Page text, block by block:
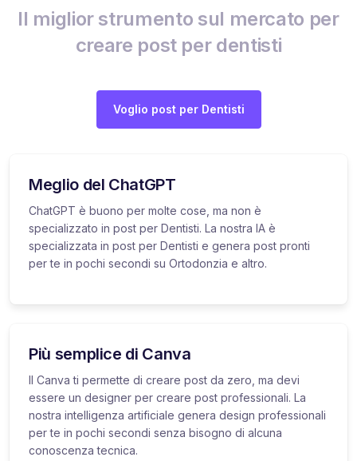
Il miglior strumento sul mercato per
creare post per dentisti
Voglio post per Dentisti
Meglio del ChatGPT
ChatGPT è buono per molte cose, ma non è
specializzato in post per Dentisti. La nostra IA è
specializzata in post per Dentisti e genera post pronti
per te in pochi secondi su Ortodonzia e altro.
Più semplice di Canva
Il Canva ti permette di creare post da zero, ma devi
essere un designer per creare post professionali. La
nostra intelligenza artificiale genera design professionali
per te in pochi secondi senza bisogno di alcuna
conoscenza tecnica.